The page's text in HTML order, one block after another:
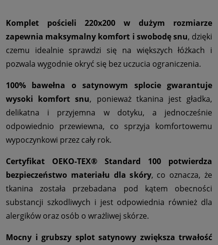
Komplet pościeli 220x200 w dużym rozmiarze
zapewnia maksymalny komfort i swobodę snu, dzięki
czemu idealnie sprawdzi się na większych łóżkach i
pozwala wygodnie okryć się bez uczucia ograniczenia.
100% bawełna o satynowym splocie gwarantuje
wysoki komfort snu, ponieważ tkanina jest gładka,
delikatna i przyjemna w dotyku, a jednocześnie
odpowiednio przewiewna, co sprzyja komfortowemu
wypoczynkowi przez cały rok.
Certyfikat OEKO-TEX® Standard 100 potwierdza
bezpieczeństwo materiału dla skóry, co oznacza, że
tkanina została przebadana pod kątem obecności
substancji szkodliwych i jest odpowiednia również dla
alergików oraz osób o wrażliwej skórze.
Mocny i grubszy splot satynowy zwiększa trwałość